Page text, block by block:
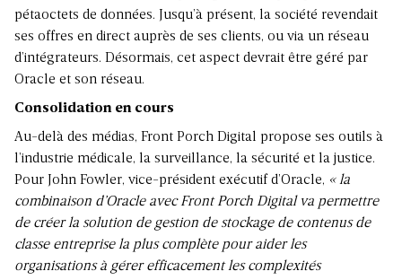
pétaoctets de données. Jusqu’à présent, la société revendait
ses offres en direct auprès de ses clients, ou via un réseau
d’intégrateurs. Désormais, cet aspect devrait être géré par
Oracle et son réseau.
Consolidation en cours
Au-delà des médias, Front Porch Digital propose ses outils à
l’industrie médicale, la surveillance, la sécurité et la justice.
Pour John Fowler, vice-président exécutif d’Oracle, « la
combinaison d’Oracle avec Front Porch Digital va permettre
de créer la solution de gestion de stockage de contenus de
classe entreprise la plus complète pour aider les
organisations à gérer efficacement les complexités